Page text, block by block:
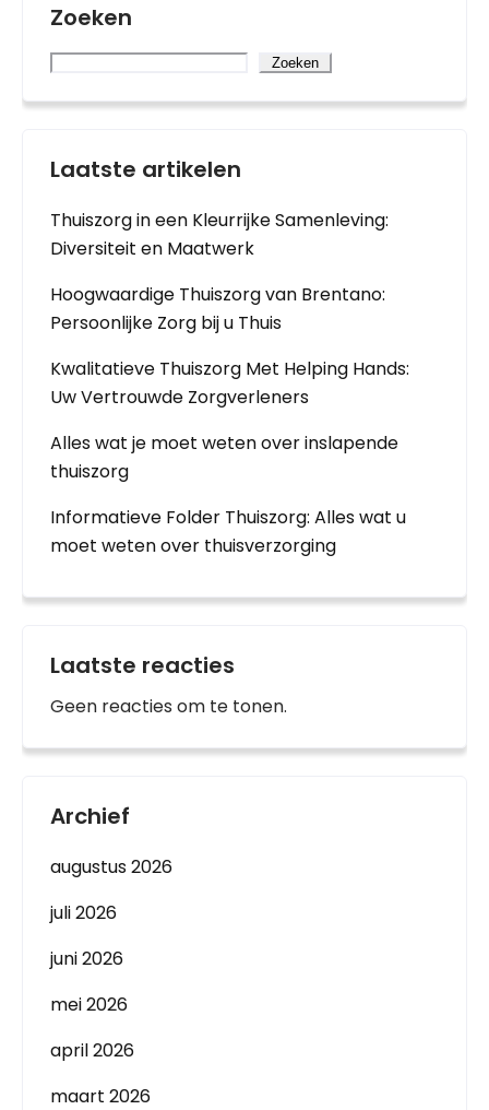
Zoeken
Zoeken
Laatste artikelen
Thuiszorg in een Kleurrijke Samenleving:
Diversiteit en Maatwerk
Hoogwaardige Thuiszorg van Brentano:
Persoonlijke Zorg bij u Thuis
Kwalitatieve Thuiszorg Met Helping Hands:
Uw Vertrouwde Zorgverleners
Alles wat je moet weten over inslapende
thuiszorg
Informatieve Folder Thuiszorg: Alles wat u
moet weten over thuisverzorging
Laatste reacties
Geen reacties om te tonen.
Archief
augustus 2026
juli 2026
juni 2026
mei 2026
april 2026
maart 2026